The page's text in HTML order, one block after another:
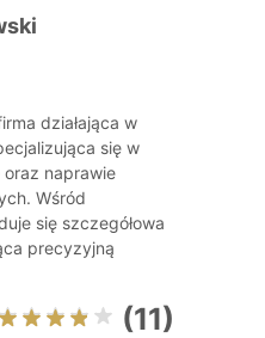
działająca w
się w
oraz naprawie
Wśród
się szczegółowa
precyzyjną
(11)